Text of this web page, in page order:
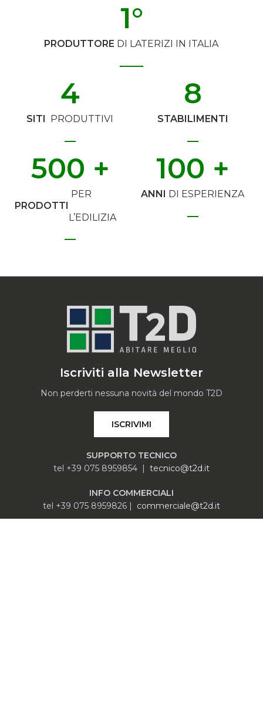
PRODUTTORE DI LATERIZI IN ITALIA
1°
SITI PRODUTTIVI
4
STABILIMENTI
8
PRODOTTI
PER
L’EDILIZIA
500 +
ANNI DI ESPERIENZA
100 +
Iscriviti alla Newsletter
Non perderti nessuna novità del mondo T2D
ISCRIVIMI
SUPPORTO TECNICO
tel +39 075 8959854 | tecnico@t2d.it
INFO COMMERCIALI
tel +39 075 8959826 | commerciale@t2d.it